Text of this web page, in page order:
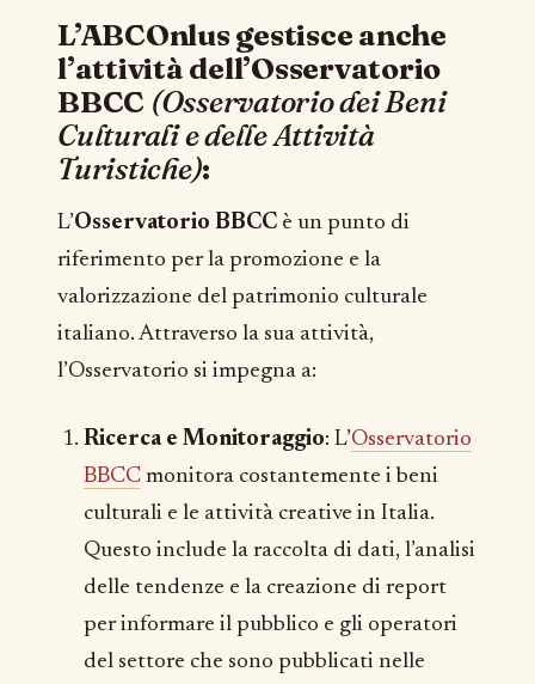
L’ABCOnlus gestisce anche
l’attività dell’Osservatorio
BBCC (Osservatorio dei Beni
Culturali e delle Attività
Turistiche):
L’Osservatorio BBCC è un punto di
riferimento per la promozione e la
valorizzazione del patrimonio culturale
italiano. Attraverso la sua attività,
l’Osservatorio si impegna a:
Ricerca e Monitoraggio: L’Osservatorio
BBCC monitora costantemente i beni
culturali e le attività creative in Italia.
Questo include la raccolta di dati, l’analisi
delle tendenze e la creazione di report
per informare il pubblico e gli operatori
del settore che sono pubblicati nelle